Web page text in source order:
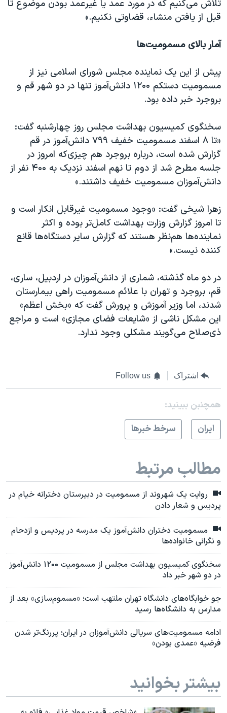
تلاش می‌کنیم که در مورد عمد یا غیرعمد بودن موضوع تا
قبل از یافتن منشاء، قضاوتی نکنیم.»
آمار بالای مسمومیت‌ها
پیش از این یک نماینده مجلس شورای اسلامی نیز از
مسمومیت دستکم ۱۲۰۰ دانش‌آموز تنها در دو شهر قم و
بروجرد خبر داده بود.
سخنگوی کمیسیون بهداشت مجلس روز چهارشنبه گفت:
«تا ۸ اسفند مسمومیت خفیف ۷۹۹ دانش‌آموز در قم
گزارش شده است، درباره بروجرد هم چیزی‌که امروز در
جلسه مطرح شد از دوم تا نهم اسفند نزدیک به ۴۰۰ نفر از
دانش‌آموزان مسمومیت خفیف داشتند.»
زهرا شیخی گفت: «وجود مسمومیت غیرقابل انکار است و
تا امروز گزارش وزارت بهداشت کامل‌تر بوده و اکثر
نماینده‌ها هم‌نظر هستند که گزارش سایر دستگاه‌ها قانع
کننده نیست.»
در دو ماه گذشته، شماری از دانش‌آموزان در اردبیل، ساری،
قم، بروجرد و تهران با علائم مسمومیت راهی بیمارستان
شدند، اما وزیر آموزش و پرورش گفت که «بخش اعظم»
این مشکل ناشی از «شایعات فضای مجازی» است و مراجع
ذی‌صلاح می‌گویند مشکلی وجود ندارد.
اشتراک Follow us
همچنبن ببینید:
ايران
سرخط خبرها
مطالب مرتبط
روایت یک شهروند از مسمومیت در دبیرستان دخترانه خیام در
پردیس و شعار دادن
مسمومیت دختران دانش‌آموز یک مدرسه در پردیس و ازدحام
و نگرانی خانواده‌ها
سخنگوی کمیسیون بهداشت مجلس از مسمومیت ۱۲۰۰ دانش‌آموز
در دو شهر خبر داد
جو خوابگاه‌های دانشگاه تهران ملتهب است؛ «مسموم‌سازی» بعد از
مدارس به دانشگاه‌ها رسید
ادامه مسمومیت‌های سریالی دانش‌آموزان در ایران؛ پررنگ‌تر شدن
فرضیه «عمدی بودن»
بیشتر بخوانید